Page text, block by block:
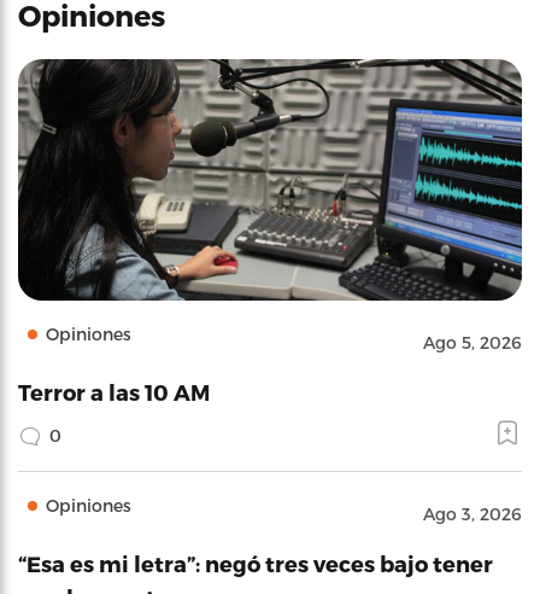
Opiniones
Opiniones Ago 5, 2026
Terror a las 10 AM
0
Opiniones Ago 3, 2026
“Esa es mi letra”: negó tres veces bajo tener